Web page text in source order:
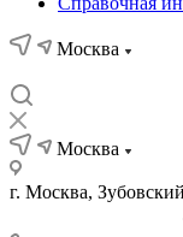
Москва
Москва
г. Москва,